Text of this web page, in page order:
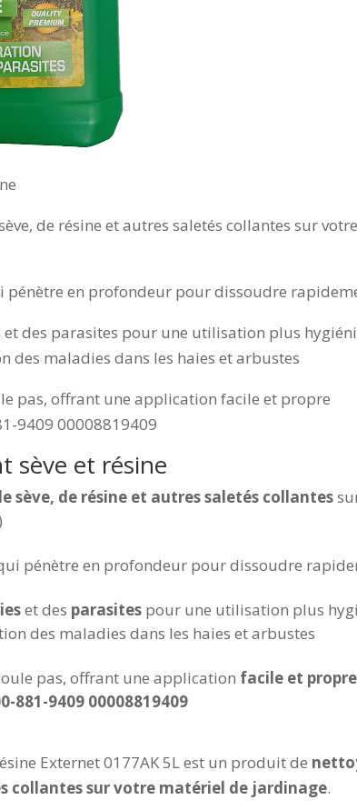
de résine et autres saletés collantes sur
pénètre en profondeur pour dissoudre
des parasites pour une utilisation plus
des maladies dans les haies et arbustes
pas, offrant une application facile et propre
9409 00008819409
sève et résine
sève, de résine et autres saletés collantes
pénètre en profondeur pour dissoudre
et des parasites pour une utilisation plus
des maladies dans les haies et arbustes
pas, offrant une application facile et propre
881-9409 00008819409
Externet 0177AK 5L est un produit de
collantes sur votre matériel de jardinage.